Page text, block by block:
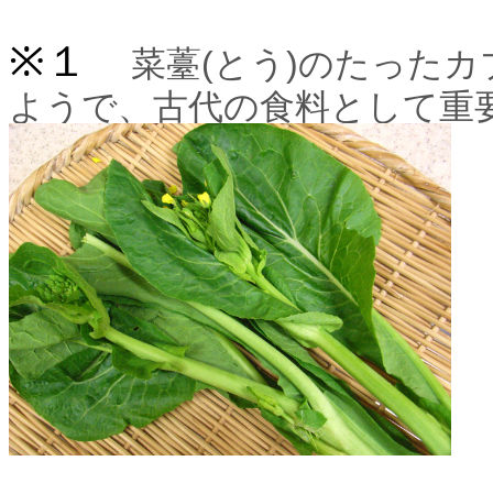
※１
菜薹(とう)のたった
ようで、古代の食料として重